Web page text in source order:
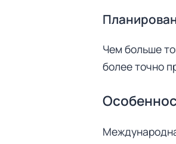
Чем больше
более точно